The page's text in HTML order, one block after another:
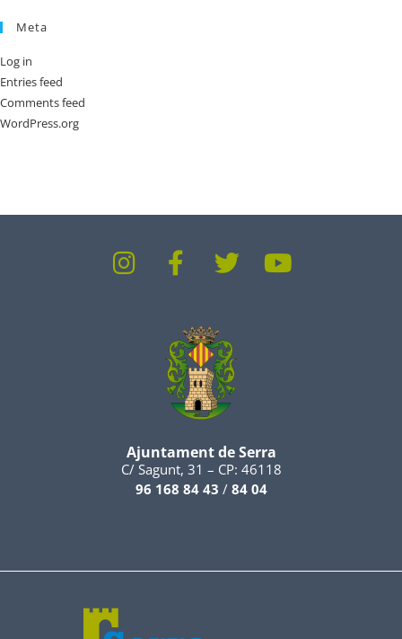
Meta
Log in
Entries feed
Comments feed
WordPress.org
Ajuntament de Serra
C/ Sagunt, 31 – CP: 46118
96 168 84 43 / 84 04